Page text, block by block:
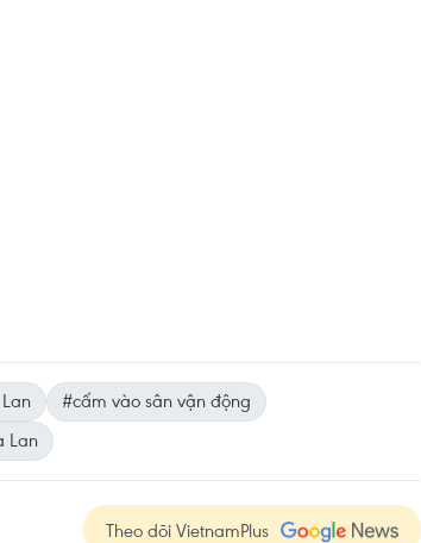
#cấm vào sân vận động
Lan
Theo dõi VietnamPlus